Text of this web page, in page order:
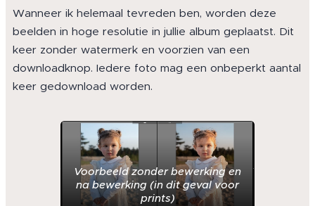
Wanneer ik helemaal tevreden ben, worden deze
beelden in hoge resolutie in jullie album geplaatst. Dit
keer zonder watermerk en voorzien van een
downloadknop. Iedere foto mag een onbeperkt aantal
keer gedownload worden.
Voorbeeld zonder bewerking en
na bewerking (in dit geval voor
prints)